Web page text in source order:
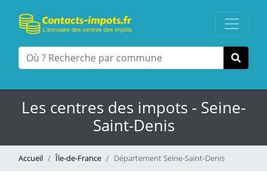
Les centres des impots - Seine-
Saint-Denis
Accueil Île-de-France Département Seine-Saint-Denis